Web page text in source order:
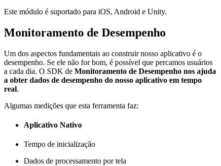
Este módulo é suportado para iOS, Android e Unity.
Monitoramento de Desempenho
Um dos aspectos fundamentais ao construir nosso aplicativo é o
desempenho. Se ele não for bom, é possível que percamos usuários
a cada dia. O SDK de Monitoramento de Desempenho nos ajuda
a obter dados de desempenho do nosso aplicativo em tempo
real.
Algumas medições que esta ferramenta faz:
Aplicativo Nativo
Tempo de inicialização
Dados de processamento por tela